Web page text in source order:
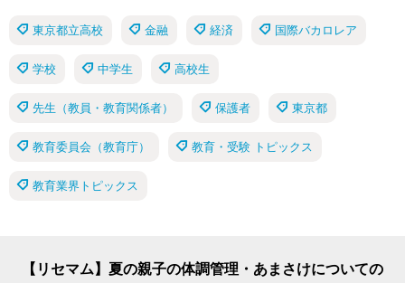
東京都立高校 金融 経済 国際バカロレア
学校 中学生 高校生
先生（教員・教育関係者） 保護者 東京都
教育委員会（教育庁） 教育・受験 トピックス
教育業界トピックス
【リセマム】夏の親子の体調管理・あまさけについての